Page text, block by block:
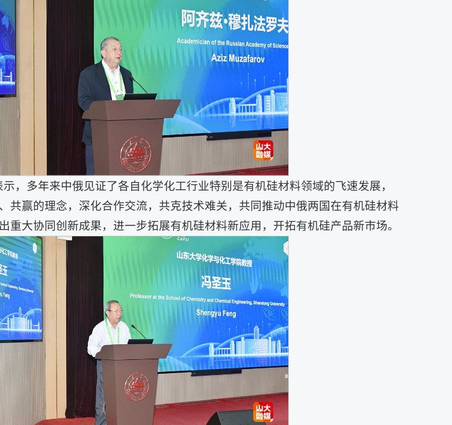
示，多年来中俄见证了各自化学化工行业特别是有机硅材料领域的飞速发展，
共赢的理念，深化合作交流，共克技术难关，共同推动中俄两国在有机硅材料
重大协同创新成果，进一步拓展有机硅材料新应用，开拓有机硅产品新市场。